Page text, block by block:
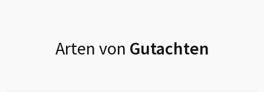
Arten von Gutachten